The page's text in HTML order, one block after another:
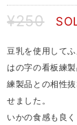
¥250
豆乳を使用して
はの字の看板練
練製品との相性
せました。
いかの食感も良